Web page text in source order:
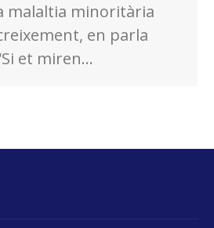
malaltia minoritària
en parla
et miren…